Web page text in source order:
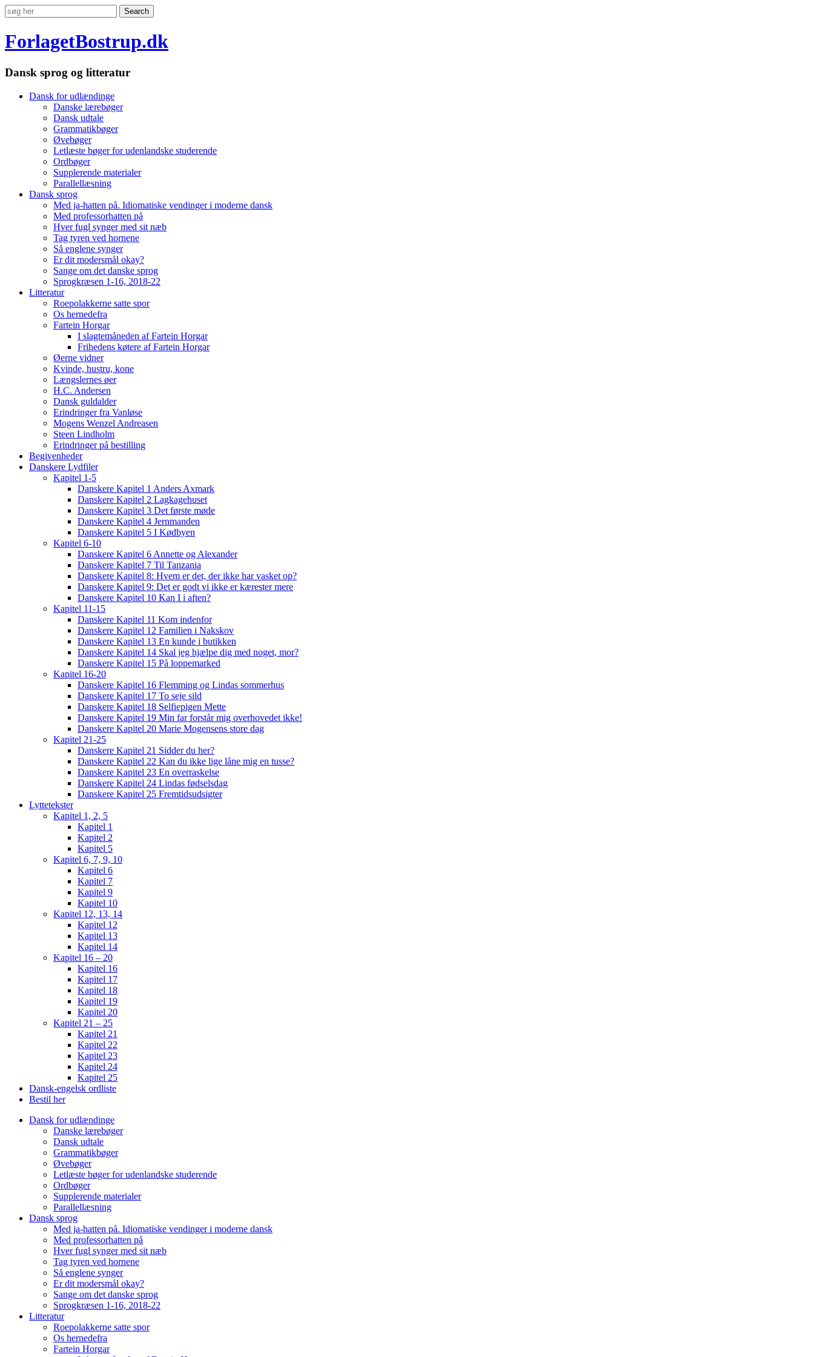
ForlagetBostrup.dk
Dansk sprog og litteratur
Dansk for udlændinge
Danske lærebøger
Dansk udtale
Grammatikbøger
Øvebøger
Letlæste bøger for udenlandske studerende
Ordbøger
Supplerende materialer
Parallellæsning
Dansk sprog
Med ja-hatten på. Idiomatiske vendinger i moderne dansk
Med professorhatten på
Hver fugl synger med sit næb
Tag tyren ved hornene
Så englene synger
Er dit modersmål okay?
Sange om det danske sprog
Sprogkræsen 1-16, 2018-22
Litteratur
Roepolakkerne satte spor
Os hernedefra
Fartein Horgar
I slagtemåneden af Fartein Horgar
Frihedens køtere af Fartein Horgar
Øerne vidner
Kvinde, hustru, kone
Længslernes øer
H.C. Andersen
Dansk guldalder
Erindringer fra Vanløse
Mogens Wenzel Andreasen
Steen Lindholm
Erindringer på bestilling
Begivenheder
Danskere Lydfiler
Kapitel 1-5
Danskere Kapitel 1 Anders Axmark
Danskere Kapitel 2 Lagkagehuset
Danskere Kapitel 3 Det første møde
Danskere Kapitel 4 Jernmanden
Danskere Kapitel 5 I Kødbyen
Kapitel 6-10
Danskere Kapitel 6 Annette og Alexander
Danskere Kapitel 7 Til Tanzania
Danskere Kapitel 8: Hvem er det, der ikke har vasket op?
Danskere Kapitel 9: Det er godt vi ikke er kærester mere
Danskere Kapitel 10 Kan I i aften?
Kapitel 11-15
Danskere Kapitel 11 Kom indenfor
Danskere Kapitel 12 Familien i Nakskov
Danskere Kapitel 13 En kunde i butikken
Danskere Kapitel 14 Skal jeg hjælpe dig med noget, mor?
Danskere Kapitel 15 På loppemarked
Kapitel 16-20
Danskere Kapitel 16 Flemming og Lindas sommerhus
Danskere Kapitel 17 To seje sild
Danskere Kapitel 18 Selfiepigen Mette
Danskere Kapitel 19 Min far forstår mig overhovedet ikke!
Danskere Kapitel 20 Marie Mogensens store dag
Kapitel 21-25
Danskere Kapitel 21 Sidder du her?
Danskere Kapitel 22 Kan du ikke lige låne mig en tusse?
Danskere Kapitel 23 En overraskelse
Danskere Kapitel 24 Lindas fødselsdag
Danskere Kapitel 25 Fremtidsudsigter
Lyttetekster
Kapitel 1, 2, 5
Kapitel 1
Kapitel 2
Kapitel 5
Kapitel 6, 7, 9, 10
Kapitel 6
Kapitel 7
Kapitel 9
Kapitel 10
Kapitel 12, 13, 14
Kapitel 12
Kapitel 13
Kapitel 14
Kapitel 16 – 20
Kapitel 16
Kapitel 17
Kapitel 18
Kapitel 19
Kapitel 20
Kapitel 21 – 25
Kapitel 21
Kapitel 22
Kapitel 23
Kapitel 24
Kapitel 25
Dansk-engelsk ordliste
Bestil her
Dansk for udlændinge
Danske lærebøger
Dansk udtale
Grammatikbøger
Øvebøger
Letlæste bøger for udenlandske studerende
Ordbøger
Supplerende materialer
Parallellæsning
Dansk sprog
Med ja-hatten på. Idiomatiske vendinger i moderne dansk
Med professorhatten på
Hver fugl synger med sit næb
Tag tyren ved hornene
Så englene synger
Er dit modersmål okay?
Sange om det danske sprog
Sprogkræsen 1-16, 2018-22
Litteratur
Roepolakkerne satte spor
Os hernedefra
Fartein Horgar